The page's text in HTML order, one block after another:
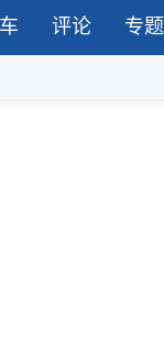
评论 专题